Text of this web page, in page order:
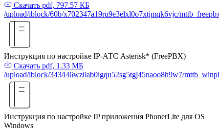
Скачать pdf, 797.57 КБ
/upload/iblock/60b/x702347a19ru9e3elxl0o7xtjmqk6vjc/
Инструкция по настройке IP-АТС Asterisk* (FreePBX)
Скачать pdf, 1.33 МБ
/upload/iblock/343/i46wz0ab0igqu52sg5tgj45naoo8h9w7/
Инструкция по настройке IP приложения PhonerLite для OS
Windows